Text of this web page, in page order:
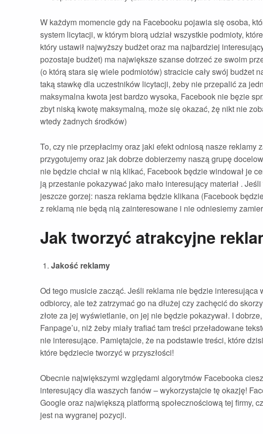
W każdym momencie gdy na Facebooku pojawia się osoba,
system licytacji, w którym biorą udział wszystkie podmioty,
który ustawił najwyższy budżet oraz ma najbardziej
pozostaje budżet) ma największe szanse dotrzeć ze swoim
(o którą stara się wiele podmiotów) stracicie cały swój budżet
taką stawkę dla uczestników licytacji, żeby nie przepalić za
maksymalna kwota jest bardzo wysoka, Facebook nie bęzie
zbyt niską kwotę maksymalną, może się okazać, żę nikt nie
wtedy żadnych środków)
To, czy nie przepłacimy oraz jaki efekt odniosą nasze
przygotujemy oraz jak dobrze dobierzemy naszą grupę
nie będzie chciał w nią klikać, Facebook będzie windował je
ją przestanie pokazywać jako mało interesujący materiał .
jeszcze gorzej: nasza reklama będzie klikana (Facebook
z reklamą nie będą nią zainteresowane i nie odniesiemy
Jak tworzyć atrakcyjne
Jakość reklamy
Od tego musicie zacząć. Jeśli reklama nie będzie
odbiorcy, ale też zatrzymać go na dłużej czy zachęcić do
złote za jej wyświetlanie, on jej nie będzie pokazywał. I
Fanpage’u, niż żeby miały trafiać tam treści przeładowane
nie interesujące. Pamiętajcie, że na podstawie treści, które
które będziecie tworzyć w przyszłości!
Obecnie największymi względami algorytmów Facebooka
interesujący dla waszych fanów – wykorzystajcie tę okazję!
Google oraz największą platformą społecznościową tej firmy,
jest na wygranej pozycji.